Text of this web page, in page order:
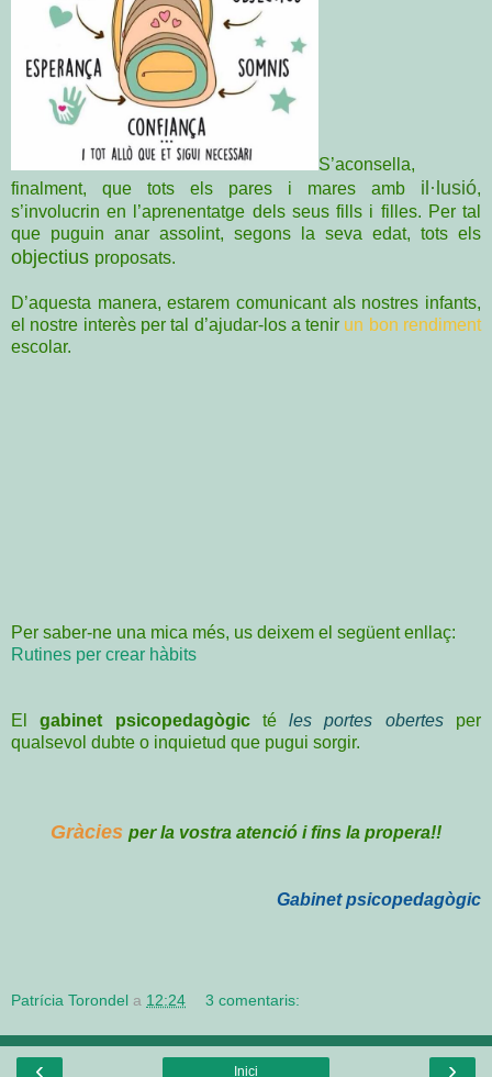
S’aconsella,
finalment, que tots els pares i mares amb il·lusió,
s’involucrin en l’aprenentatge dels seus fills i filles. Per tal
que puguin anar assolint, segons la seva edat, tots els
objectius proposats.
D’aquesta manera, estarem comunicant als nostres infants,
el nostre interès per tal d’ajudar-los a tenir un bon rendiment
escolar.
Per saber-ne una mica més, us deixem el següent enllaç:
Rutines per crear hàbits
Elgabinet psicopedagògic téles portes obertesper
qualsevol dubte o inquietud que pugui sorgir.
Gràcies per la vostra atenció i fins la propera!!
Gabinet psicopedagògic
Patrícia Torondel a 12:24 3 comentaris:
‹ ›
Inici